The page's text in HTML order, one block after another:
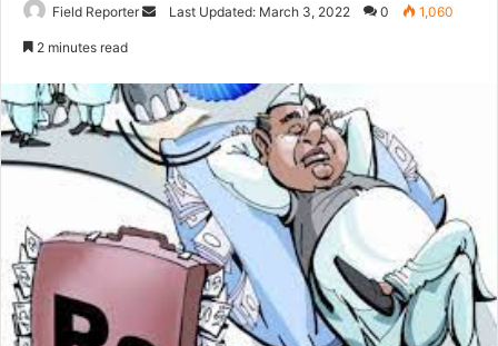
Field Reporter
SendLast Updated: March 3, 2022 0 1,060
2 minutes read